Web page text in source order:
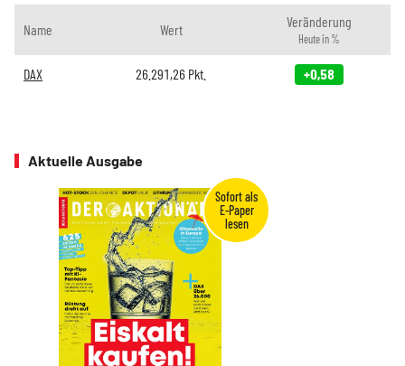
Name Wert Veränderung
Heute in %
DAX 26.291,26 Pkt. +0,58
Aktuelle Ausgabe